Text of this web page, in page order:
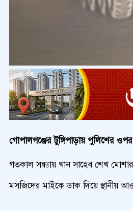
গোপালগঞ্জের টুঙ্গিপাড়ায় পুলিশের
গতকাল সন্ধ্যায় খান সাহেব শেখ
মসজিদের মাইকে ডাক দিয়ে স্থানীয়